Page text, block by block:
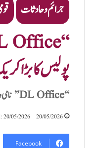
جرائم و حادثات
پولیس کا بڑا
“DL Office” نامی واٹس ایپ گروپ سے ٹھگی کا انکشاف۔
20/05/2026
20/05/2026
Facebook